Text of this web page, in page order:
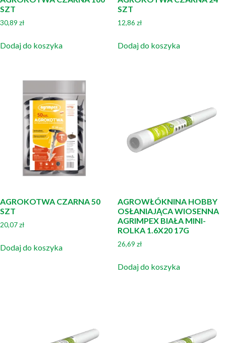
SZT
30,89 zł
Dodaj do koszyka
SZT
12,86 zł
Dodaj do koszyka
AGROKOTWA CZARNA 50
SZT
20,07zł
Dodaj do koszyka
AGROWŁÓKNINA HOBBY
OSŁANIAJĄCA WIOSENNA
AGRIMPEX BIAŁA MINI-
ROLKA 1.6X20 17G
26,69 zł
Dodaj do koszyka